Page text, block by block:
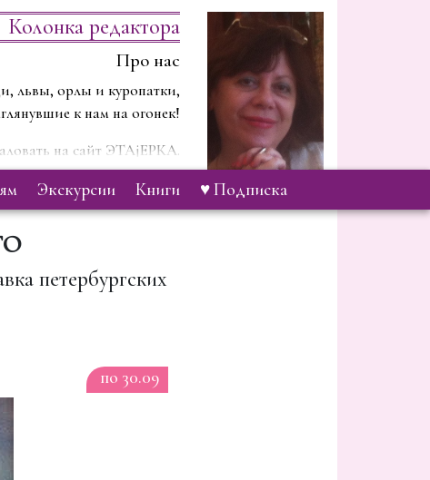
Колонка редактора
Про нас
львы, орлы и куропатки,
к нам на огонек!
на сайт ЭТАjЕРКА.
мы будем рассказывать о …
экскурсии книги ♥ Подписка
петербургских
по 30.09